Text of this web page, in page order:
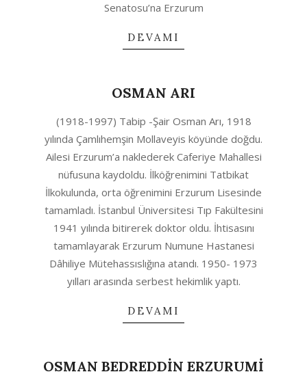
Senatosu’na Erzurum
DEVAMI
OSMAN ARI
28
(1918-1997) Tabip -Şair Osman Arı, 1918
yılında Çamlıhemşin Mollaveyis köyünde doğdu.
Ailesi Erzurum’a naklederek Caferiye Mahallesi
nüfusuna kaydoldu. İlköğrenimini Tatbikat
İlkokulunda, orta öğrenimini Erzurum Lisesinde
tamamladı. İstanbul Üniversitesi Tıp Fakültesini
1941 yılında bitirerek doktor oldu. İhtisasını
tamamlayarak Erzurum Numune Hastanesi
Dâhiliye Mütehassıslığına atandı. 1950- 1973
yılları arasında serbest hekimlik yaptı.
DEVAMI
OSMAN BEDREDDİN ERZURUMİ